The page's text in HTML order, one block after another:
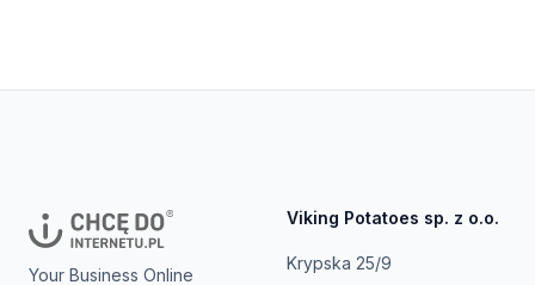
Your Business Online
Viking Potatoes sp. z o.o.
Krypska 25/9